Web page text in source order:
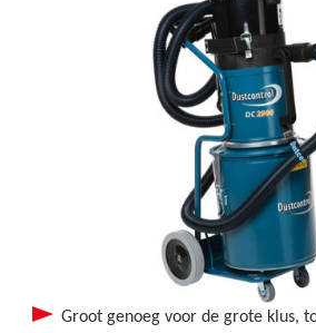
Groot genoeg voor de grote klus,